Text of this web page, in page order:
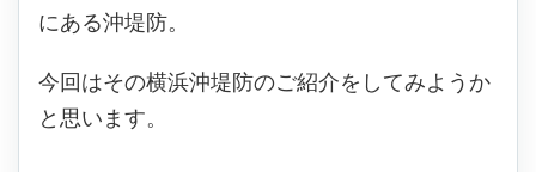
にある沖堤防。
今回はその横浜沖堤防のご紹介をしてみようか
と思います。